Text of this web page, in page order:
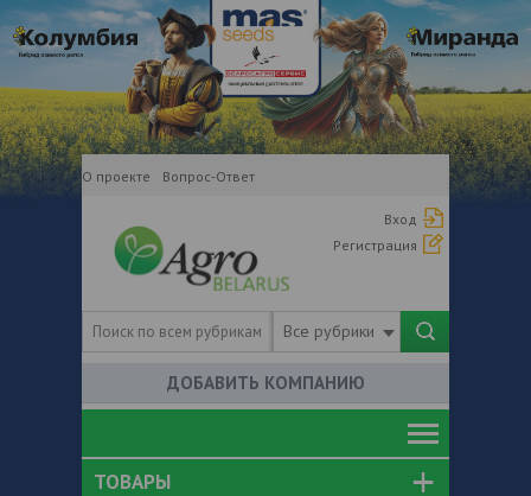
О проекте Вопрос-Ответ
Вход
Регистрация
Все рубрики
ДОБАВИТЬ КОМПАНИЮ
ТОВАРЫ